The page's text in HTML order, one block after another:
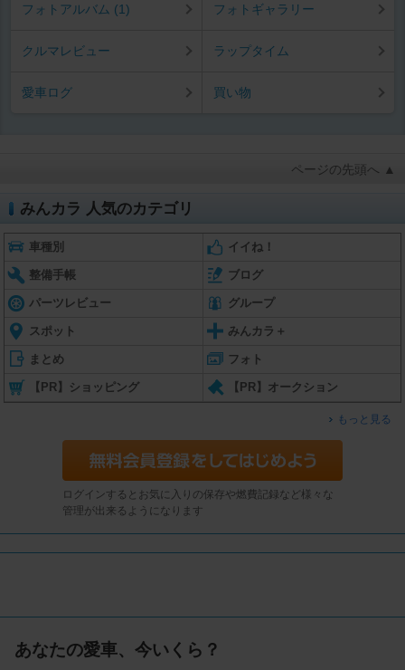
フォトアルバム (1) フォトギャラリー
クルマレビュー ラップタイム
愛車ログ 買い物
ページの先頭へ ▲
みんカラ 人気のカテゴリ
車種別 イイね！
整備手帳 ブログ
パーツレビュー グループ
スポット みんカラ＋
まとめ フォト
【PR】ショッピング 【PR】オークション
もっと見る
ログインするとお気に入りの保存や燃費記録など様々な
管理が出来るようになります
あなたの愛車、今いくら？